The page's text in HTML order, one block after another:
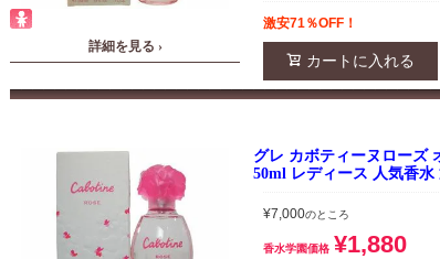
詳細を見る ›
激安71％OFF！
カートに入れる
グレ カボティーヌローズ
50ml レディース 人気香水
¥7,000のところ
香水学園価格 ¥1,880